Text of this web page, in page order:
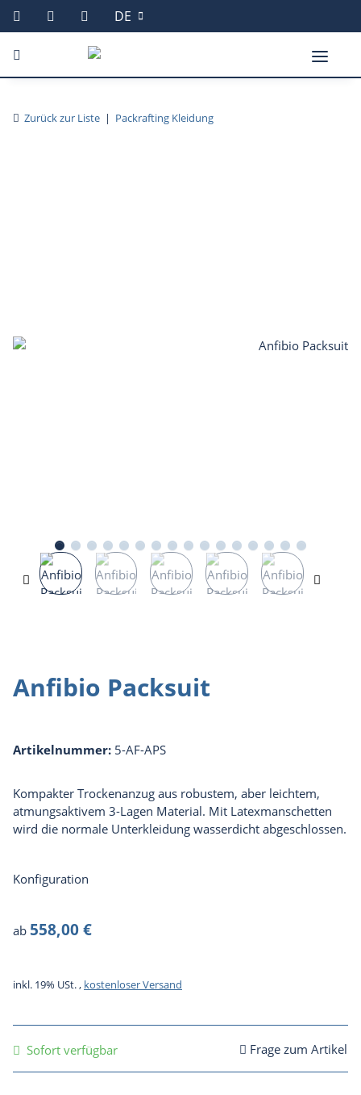
DE
Zurück zur Liste Packrafting Kleidung
Anfibio Packsuit
Artikelnummer: 5-AF-APS
Kompakter Trockenanzug aus robustem, aber leichtem,
atmungsaktivem 3-Lagen Material. Mit Latexmanschetten
wird die normale Unterkleidung wasserdicht abgeschlossen.
Konfiguration
ab 558,00 €
inkl. 19% USt. , kostenloser Versand
Sofort verfügbar Frage zum Artikel